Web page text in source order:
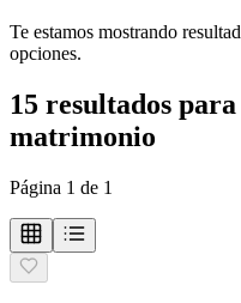
Te estamos mostrando
opciones.
15 resultados para
matrimonio
Página 1 de 1